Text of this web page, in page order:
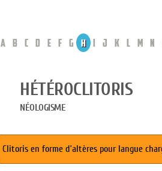
A B C D E F G H I J K L M N
HÉTÉROCLITORIS
NÉOLOGISME
Clitoris en forme d’altères pour langue